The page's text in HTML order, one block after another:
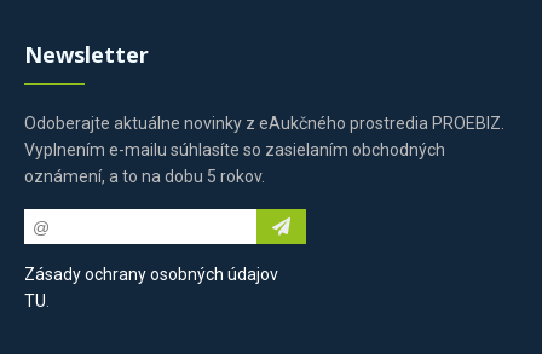
Newsletter
Odoberajte aktuálne novinky z eAukčného prostredia PROEBIZ.
Vyplnením e-mailu súhlasíte so zasielaním obchodných
oznámení, a to na dobu 5 rokov.
Zásady ochrany osobných údajov
TU